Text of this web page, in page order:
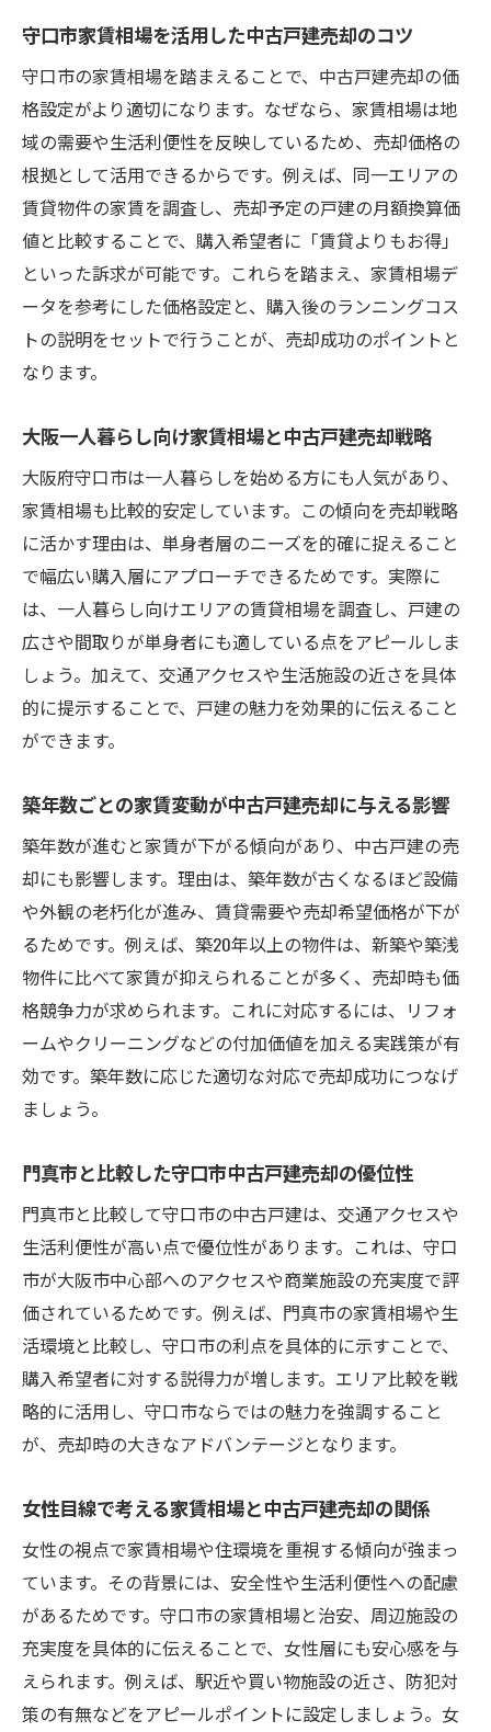
守口市家賃相場を活用した中古戸建売却のコツ
守口市の家賃相場を踏まえることで、中古戸建売却の価
格設定がより適切になります。なぜなら、家賃相場は地
域の需要や生活利便性を反映しているため、売却価格の
根拠として活用できるからです。例えば、同一エリアの
賃貸物件の家賃を調査し、売却予定の戸建の月額換算価
値と比較することで、購入希望者に「賃貸よりもお得」
といった訴求が可能です。これらを踏まえ、家賃相場デ
ータを参考にした価格設定と、購入後のランニングコス
トの説明をセットで行うことが、売却成功のポイントと
なります。
大阪一人暮らし向け家賃相場と中古戸建売却戦略
大阪府守口市は一人暮らしを始める方にも人気があり、
家賃相場も比較的安定しています。この傾向を売却戦略
に活かす理由は、単身者層のニーズを的確に捉えること
で幅広い購入層にアプローチできるためです。実際に
は、一人暮らし向けエリアの賃貸相場を調査し、戸建の
広さや間取りが単身者にも適している点をアピールしま
しょう。加えて、交通アクセスや生活施設の近さを具体
的に提示することで、戸建の魅力を効果的に伝えること
ができます。
築年数ごとの家賃変動が中古戸建売却に与える影響
築年数が進むと家賃が下がる傾向があり、中古戸建の売
却にも影響します。理由は、築年数が古くなるほど設備
や外観の老朽化が進み、賃貸需要や売却希望価格が下が
るためです。例えば、築20年以上の物件は、新築や築浅
物件に比べて家賃が抑えられることが多く、売却時も価
格競争力が求められます。これに対応するには、リフォ
ームやクリーニングなどの付加価値を加える実践策が有
効です。築年数に応じた適切な対応で売却成功につなげ
ましょう。
門真市と比較した守口市中古戸建売却の優位性
門真市と比較して守口市の中古戸建は、交通アクセスや
生活利便性が高い点で優位性があります。これは、守口
市が大阪市中心部へのアクセスや商業施設の充実度で評
価されているためです。例えば、門真市の家賃相場や生
活環境と比較し、守口市の利点を具体的に示すことで、
購入希望者に対する説得力が増します。エリア比較を戦
略的に活用し、守口市ならではの魅力を強調すること
が、売却時の大きなアドバンテージとなります。
女性目線で考える家賃相場と中古戸建売却の関係
女性の視点で家賃相場や住環境を重視する傾向が強まっ
ています。その背景には、安全性や生活利便性への配慮
があるためです。守口市の家賃相場と治安、周辺施設の
充実度を具体的に伝えることで、女性層にも安心感を与
えられます。例えば、駅近や買い物施設の近さ、防犯対
策の有無などをアピールポイントに設定しましょう。女